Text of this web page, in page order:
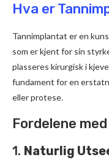
Hva er
Tannimplantat er en
som er kjent for sin
plasseres kirurgisk i
fundament for en
eller protese.
Fordelene
1. Naturlig